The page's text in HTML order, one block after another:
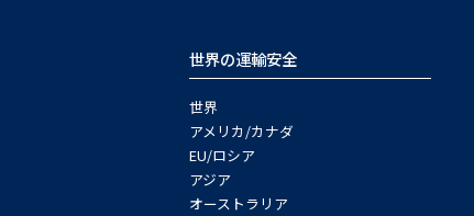
世界の運輸安全
世界
アメリカ/カナダ
EU/ロシア
アジア
オーストラリア